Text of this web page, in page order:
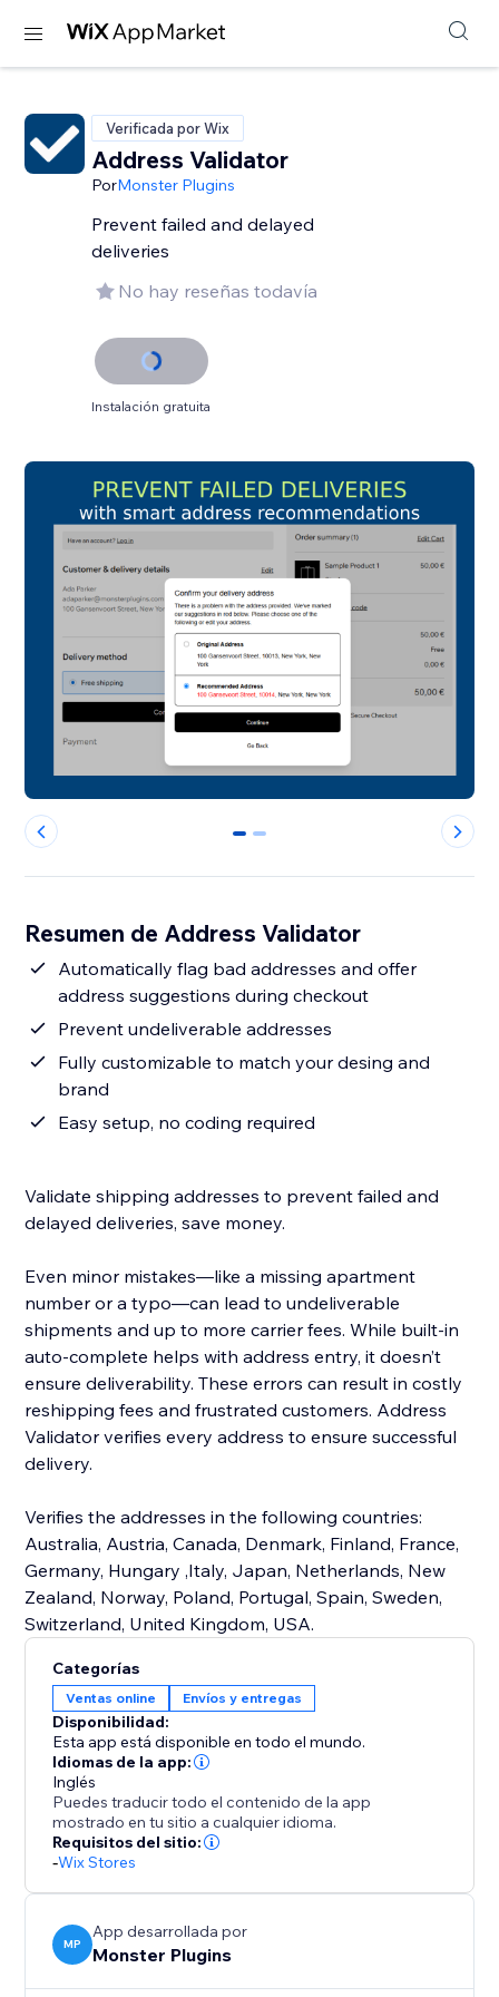
Verificada por Wix
Address Validator
PorMonster Plugins
Prevent failed and delayed
deliveries
No hay reseñas todavía
Instalación gratuita
0 1
Resumen de Address Validator
Automatically flag bad addresses and offer
address suggestions during checkout
Prevent undeliverable addresses
Fully customizable to match your desing and
brand
Easy setup, no coding required
Validate shipping addresses to prevent failed and
delayed deliveries, save money.
Even minor mistakes—like a missing apartment
number or a typo—can lead to undeliverable
shipments and up to more carrier fees. While built-in
auto-complete helps with address entry, it doesn’t
ensure deliverability. These errors can result in costly
reshipping fees and frustrated customers. Address
Validator verifies every address to ensure successful
delivery.
Verifies the addresses in the following countries:
Australia, Austria, Canada, Denmark, Finland, France,
Germany, Hungary ,Italy, Japan, Netherlands, New
Zealand, Norway, Poland, Portugal, Spain, Sweden,
Switzerland, United Kingdom, USA.
Categorías
Ventas online Envíos y entregas
Disponibilidad:
Esta app está disponible en todo el mundo.
Idiomas de la app:
Inglés
Puedes traducir todo el contenido de la app
mostrado en tu sitio a cualquier idioma.
Requisitos del sitio:
-Wix Stores
MP
App desarrollada por
Monster Plugins